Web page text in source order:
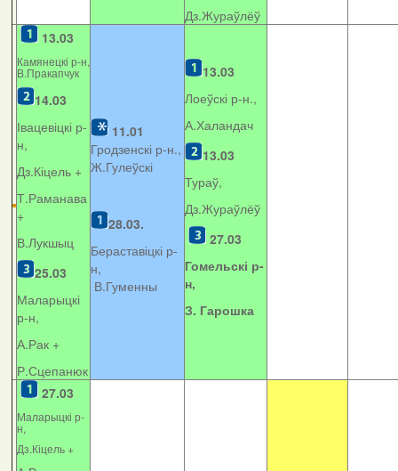
Дз.Жураўлёў
13.03
Камянецкі р-н,
В.Пракапчук
14.03
Івацевіцкі р-
н,
Дз.Кіцель +
Т.Раманава
+
В.Лукшыц
25.03
Маларыцкі
р-н,
А.Рак +
Р.Сцепанюк
11.01
Гродзенскі р-н.,
Ж.Гулеўскі
28.03.
Бераставіцкі р-
н,
В.Гуменны
13.03
Лоеўскі р-н.,
А.Халандач
13.03
Тураў,
Дз.Жураўлёў
27.03
Гомельскі р-
н,
З. Гарошка
27.03
Маларыцкі р-
н,
Дз.Кіцель +